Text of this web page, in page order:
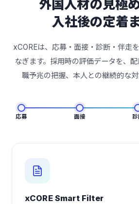
外国人材の見極め
入社後の定着ま
xCOREは、応募・面接・診断・伴走
なぎます。採用時の評価データを、
職予兆の把握、本人との継続的な対
応募 面接 診
xCORE Smart Filter